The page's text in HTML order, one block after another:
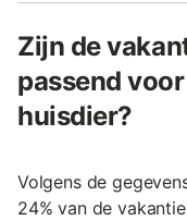
Zijn de
passend
huisdier?
Volgens de
24% van de